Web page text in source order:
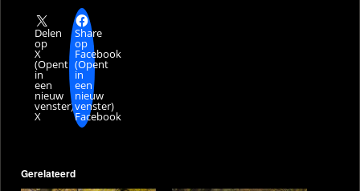
Delen
op
X
(Opent
in
een
nieuw
venster)
X
Share
op
Facebook
(Opent
in
een
nieuw
venster)
Facebook
Gerelateerd